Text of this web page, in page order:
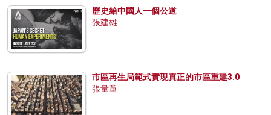
歷史給中國人一個公道
張建雄
市區再生局範式實現真正的市區重建3.0
張量童